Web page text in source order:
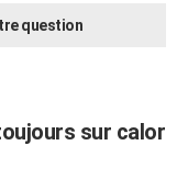
question
sur calor